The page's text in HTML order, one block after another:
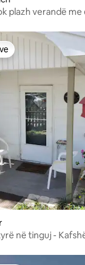
plazh verandë
në tinguj -